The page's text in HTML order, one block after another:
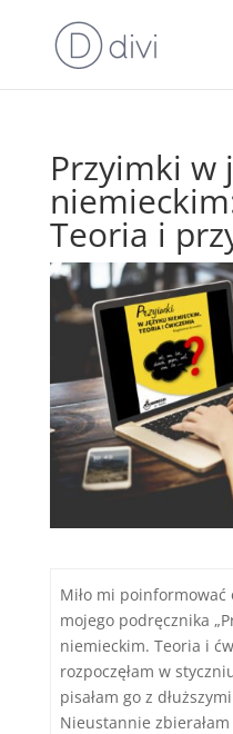
Przyimki w
Teoria i
Miło mi
mojego podręcznika
niemieckim. Teoria i
rozpoczęłam w
pisałam go z
Nieustannie